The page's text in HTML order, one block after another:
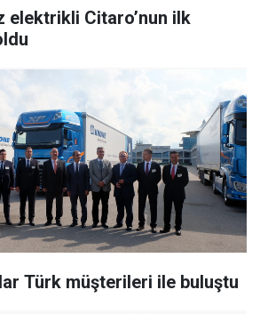
elektrikli Citaro’nun ilk
Türk müşterileri ile buluştu